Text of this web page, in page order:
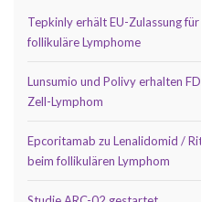
Tepkinly erhält EU-Zulassung
follikuläre Lymphome
Lunsumio und Polivy erhalten
Zell-Lymphom
Epcoritamab zu Lenalidomid /
beim follikulären Lymphom